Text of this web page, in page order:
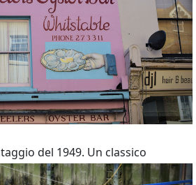
del 1949. Un classico